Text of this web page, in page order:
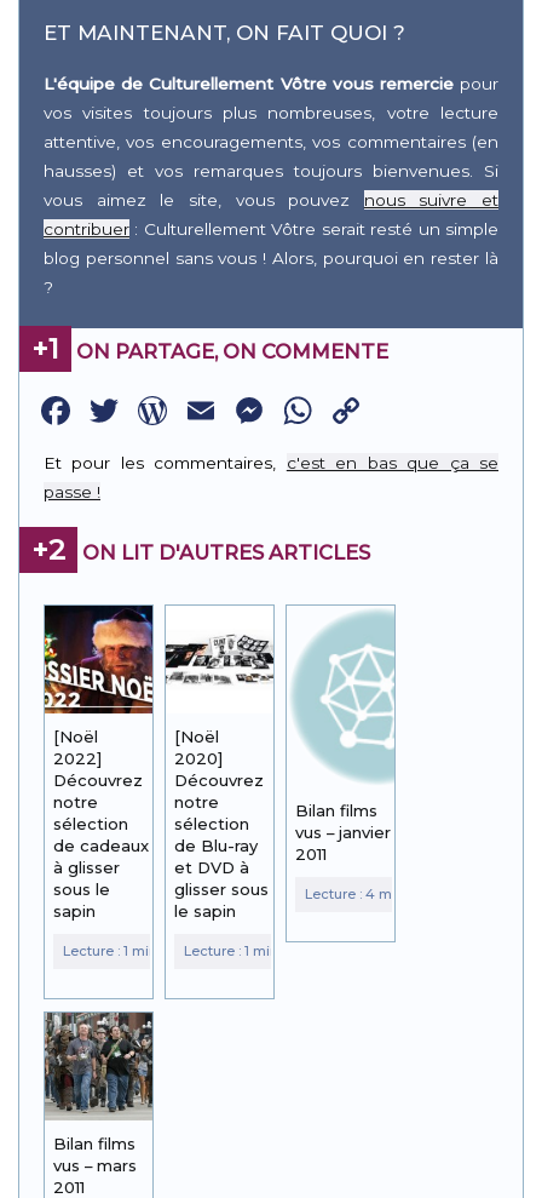
ET MAINTENANT, ON FAIT QUOI ?
L'équipe de Culturellement Vôtre vous remerciepour
vos visites toujours plus nombreuses, votre lecture
attentive, vos encouragements, vos commentaires (en
hausses) et vos remarques toujours bienvenues. Si
vous aimez le site, vous pouvez nous suivre et
contribuer : Culturellement Vôtre serait resté un simple
blog personnel sans vous ! Alors, pourquoi en rester là
?
+1 ON PARTAGE, ON COMMENTE
Facebook
Twitter
WordPress
EmailMessenger
WhatsApp
Link
Et pour les commentaires, c'est en bas que ça se
passe !
+2 ON LIT D'AUTRES ARTICLES
[Noël
2022]
Découvrez
notre
sélection
de cadeaux
à glisser
sous le
sapin
[Noël
2020]
Découvrez
notre
sélection
de Blu-ray
et DVD à
glisser sous
le sapin
Bilan films
vus – janvier
2011
Bilan films
vus – mars
2011